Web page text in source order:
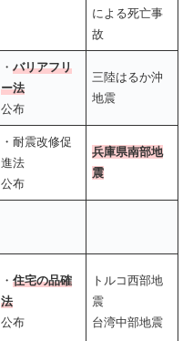
による死亡事
故
・バリアフリ
ー法
公布
三陸はるか沖
地震
・耐震改修促
進法
公布
兵庫県南部地
震
・住宅の品確
法
公布
トルコ西部地
震
台湾中部地震